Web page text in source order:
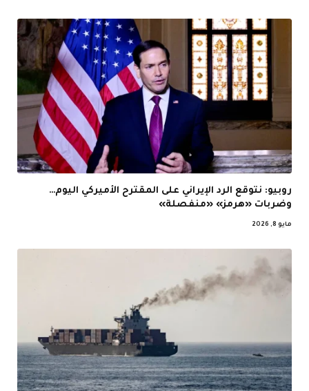
روبيو: نتوقع الرد الإيراني على المقترح الأميركي اليوم…
وضربات «هرمز» «منفصلة»
مايو 8, 2026